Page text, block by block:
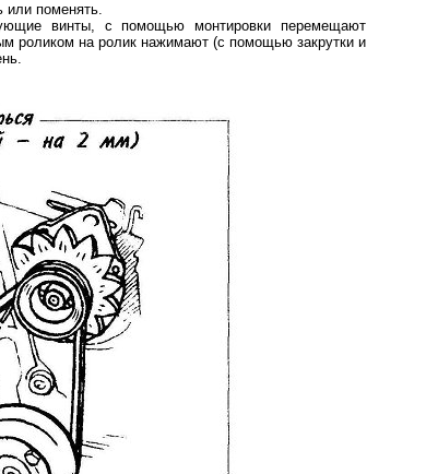
или поменять.
винты, с помощью монтировки перемещают
роликом на ролик нажимают (с помощью закрутки и